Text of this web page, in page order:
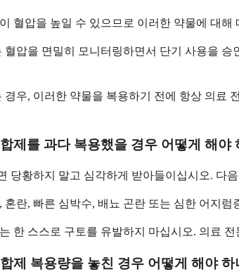
혈압을 높일 수 있으므로 이러한 약물에 대
압을 면밀히 모니터링하면서 단기 사용을
우, 이러한 약물을 복용하기 전에 항상 의료
제를 과다 복용했을 경우 어떻게 해야
당황하지 말고 심각하게 받아들이십시오. 다
란, 빠른 심박수, 배뇨 곤란 또는 심한 어지
한 스스로 구토를 유발하지 마십시오. 의료
제 복용량을 놓친 경우 어떻게 해야 하